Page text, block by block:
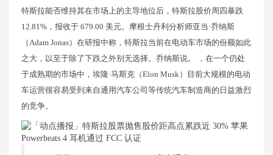
特斯拉能否维持其在市场上的主导地位后，特斯拉股价周四暴跌
12.81%，报收于 679.00 美元。摩根士丹利分析师亚当·乔纳斯
（Adam Jonas）在研报中称，特斯拉当前在电动车市场的份额如此
之大，以至于除了下跌之外别无选择。乔纳斯说。 ，在一个仍处
于成熟期的市场中，埃隆·马斯克（Elon Musk）目前大规模的电动
车运营很容易受到来自通用汽车公司等传统汽车制造商的日益激烈
的竞争。